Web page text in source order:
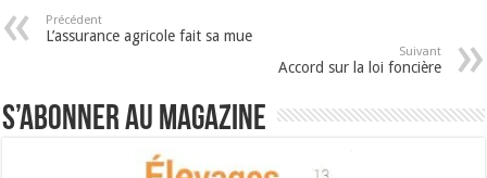
Précédent
L’assurance agricole fait sa mue
Suivant
Accord sur la loi foncière
S’abonner au magazine